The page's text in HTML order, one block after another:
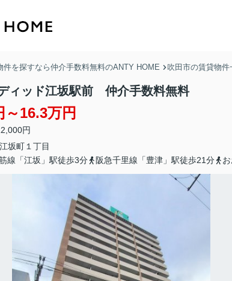
件を探すなら仲介手数料無料のANTY HOME 吹田市の賃貸物件
ィッド江坂駅前 仲介手数料無料
～16.3万円
円
江坂町 １丁目
線「江坂」駅徒歩3分
阪急千里線「豊津」駅徒歩21分